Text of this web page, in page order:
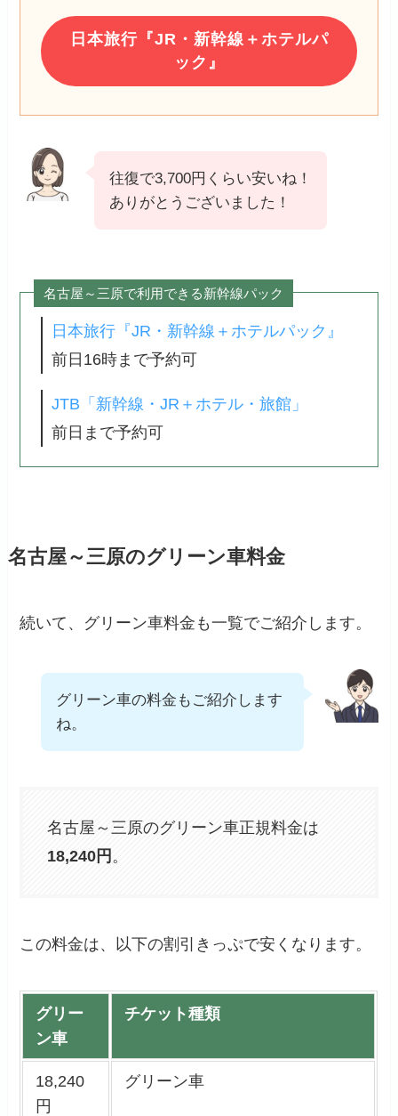
日本旅行『JR・新幹線＋ホテルパ
ック』
往復で3,700円くらい安いね！
ありがとうございました！
名古屋～三原で利用できる新幹線パック
日本旅行『JR・新幹線＋ホテルパック』
前日16時まで予約可
JTB「新幹線・JR＋ホテル・旅館」
前日まで予約可
名古屋～三原のグリーン車料金
続いて、グリーン車料金も一覧でご紹介します。
グリーン車の料金もご紹介します
ね。
名古屋～三原のグリーン車正規料金は
18,240円 。
この料金は、以下の割引きっぷで安くなります。
グリー
ン車
チケット種類
18,240
円
グリーン車